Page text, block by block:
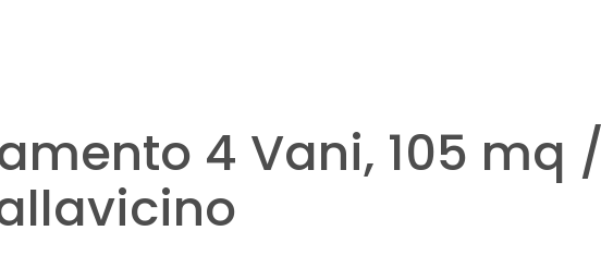
4 Vani, 105 mq /